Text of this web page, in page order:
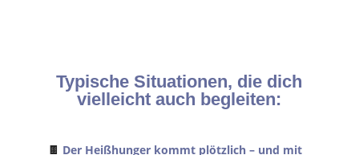
Typische Situationen, die dich
vielleicht auch begleiten:
🍫 Der Heißhunger kommt plötzlich – und mit